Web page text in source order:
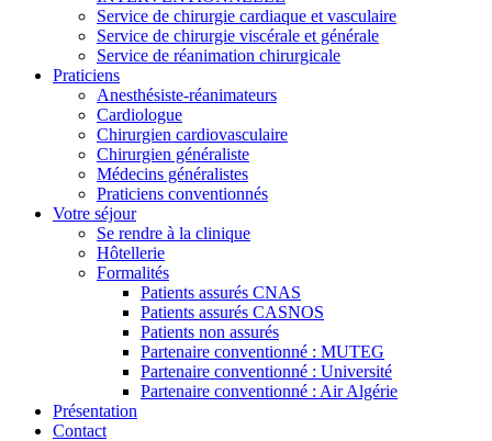
Service de chirurgie cardiaque et vasculaire
Service de chirurgie viscérale et générale
Service de réanimation chirurgicale
Praticiens
Anesthésiste-réanimateurs
Cardiologue
Chirurgien cardiovasculaire
Chirurgien généraliste
Médecins généralistes
Praticiens conventionnés
Votre séjour
Se rendre à la clinique
Hôtellerie
Formalités
Patients assurés CNAS
Patients assurés CASNOS
Patients non assurés
Partenaire conventionné : MUTEG
Partenaire conventionné : Université
Partenaire conventionné : Air Algérie
Présentation
Contact